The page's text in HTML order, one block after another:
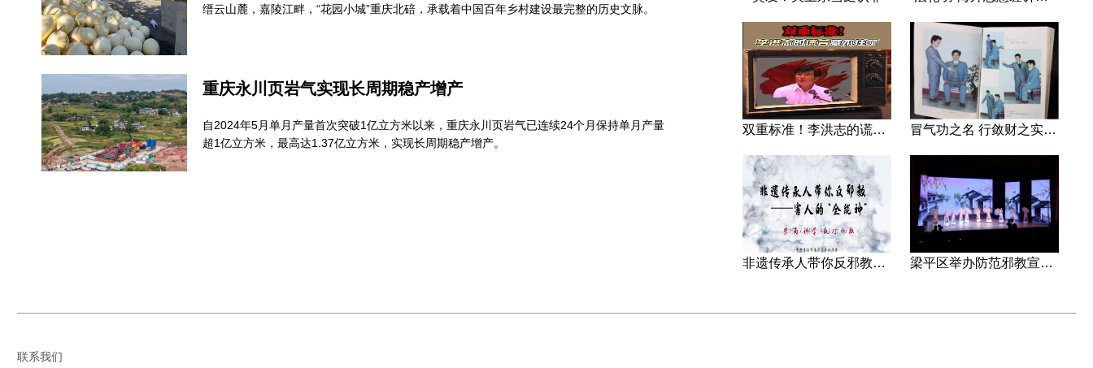
缙云山麓，嘉陵江畔，“花园小城”重庆北碚，承载着中国百年乡村建设最完整的历史文脉。
重庆永川页岩气实现长周期稳产增产
自2024年5月单月产量首次突破1亿立方米以来，重庆永川页岩气已连续24个月保持单月产量
超1亿立方米，最高达1.37亿立方米，实现长周期稳产增产。
双重标准！李洪志的谎言藏不住了 冒气功之名 行敛财之实 张宏堡义女“小倩”团伙覆灭记
非遗传承人带你反邪教—害人的“全能神” 梁平区举办防范邪教宣传专场文艺演出
联系我们